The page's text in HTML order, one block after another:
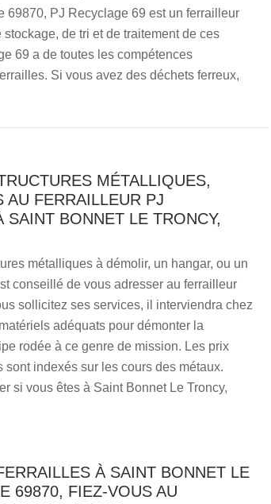
69870, PJ Recyclage 69 est un ferrailleur
de tri et de traitement de ces
69 a de toutes les compétences
Si vous avez des déchets ferreux,
MÉTALLIQUES,
AU FERRAILLEUR PJ
SAINT BONNET LE TRONCY,
métalliques à démolir, un hangar, ou un
conseillé de vous adresser au ferrailleur
sollicitez ses services, il interviendra chez
adéquats pour démonter la
rodée à ce genre de mission. Les prix
sont indexés sur les cours des métaux.
si vous êtes à Saint Bonnet Le Troncy,
À SAINT BONNET LE
69870, FIEZ-VOUS AU